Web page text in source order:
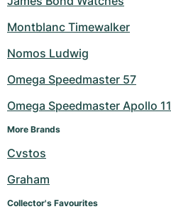
Montblanc Timewalker
Nomos Ludwig
Omega Speedmaster 57
Omega Speedmaster Apollo 11
More Brands
Cvstos
Graham
Collector's Favourites